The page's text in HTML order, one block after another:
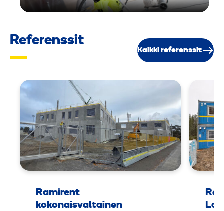
Referenssit
Kaikki referenssit
Ramirent
kokonaisvaltainen